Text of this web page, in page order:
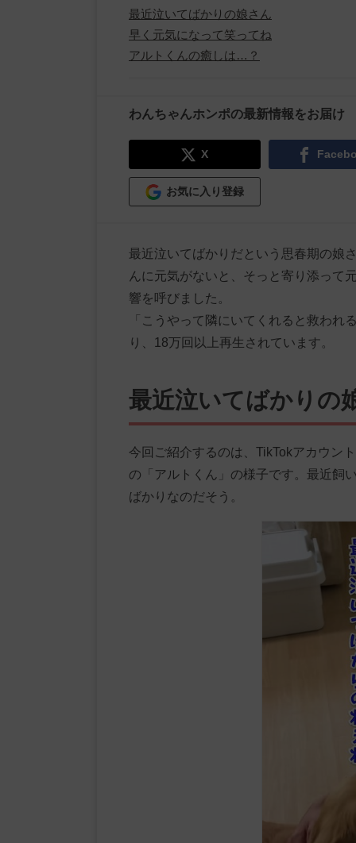
最近泣いてばかりの娘さん
早く元気になって笑ってね
アルトくんの癒しは…？
わんちゃんホンポの最新情報をお届け
X
お気に入り登録
最近泣いてばかりだという思春期の娘
んに元気がないと、そっと寄り添って
響を呼びました。
「こうやって隣にいてくれると救わ
り、18万回以上再生されています。
最近泣いてばかりの
今回ご紹介するのは、TikTokアカウン
の「アルトくん」の様子です。最近飼
ばかりなのだそう。